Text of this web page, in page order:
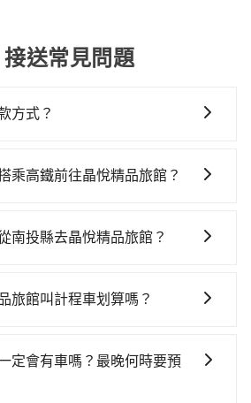
送常見問題
方式？
AFTEE，您可以在訂單確認後的14
乘高鐵前往晶悅精品旅館？
高鐵站！從最早06:05一直到
程約55分鐘。抵達高鐵站後，步行
再用5分鐘出站、等待車站前排班
約花30分鐘、車費400元後，抵
南投縣去晶悅精品旅館？
為要自己開車），最重要的是你
，每公里再額外加收$3.2，從南投
品旅館的花費預估為
旅館叫計程車划算嗎？
在路邊攔不到車，也可考慮打電
如清境計程車、順路來國際計程
定會有車嗎？最晚何時要預